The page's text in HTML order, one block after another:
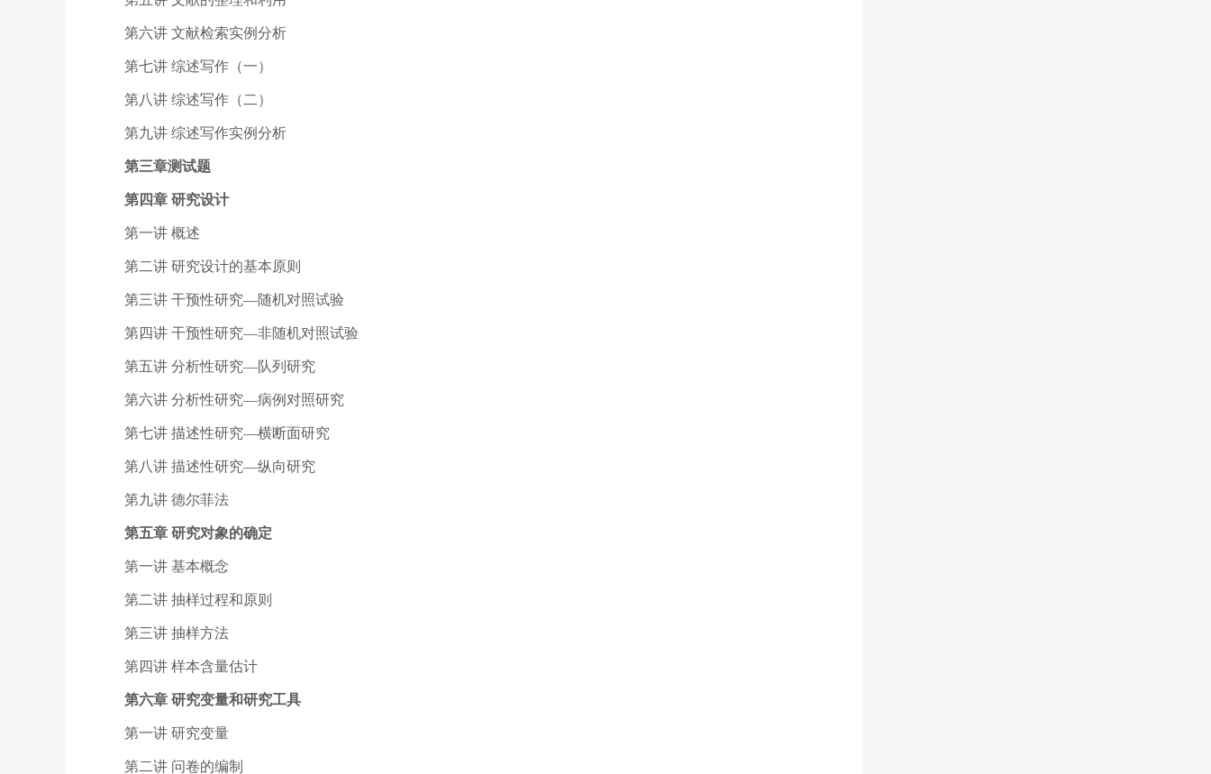
第六讲 文献检索实例分析
第七讲 综述写作（一）
第八讲 综述写作（二）
第九讲 综述写作实例分析
第三章测试题
第四章 研究设计
第一讲 概述
第二讲 研究设计的基本原则
第三讲 干预性研究—随机对照试验
第四讲 干预性研究—非随机对照试验
第五讲 分析性研究—队列研究
第六讲 分析性研究—病例对照研究
第七讲 描述性研究—横断面研究
第八讲 描述性研究—纵向研究
第九讲 德尔菲法
第五章 研究对象的确定
第一讲 基本概念
第二讲 抽样过程和原则
第三讲 抽样方法
第四讲 样本含量估计
第六章 研究变量和研究工具
第一讲 研究变量
第二讲 问卷的编制